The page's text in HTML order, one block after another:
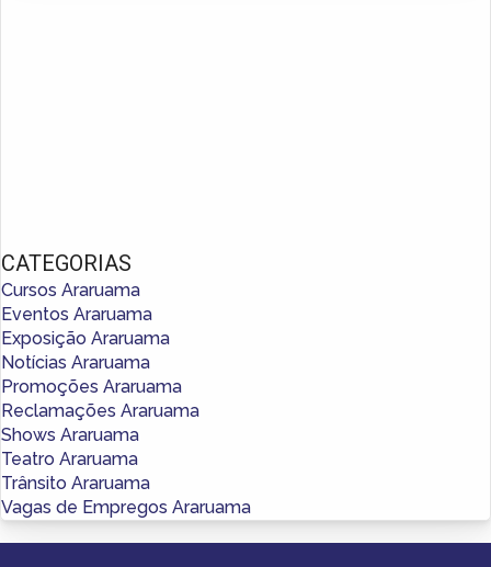
CATEGORIAS
Cursos Araruama
Eventos Araruama
Exposição Araruama
Notícias Araruama
Promoções Araruama
Reclamações Araruama
Shows Araruama
Teatro Araruama
Trânsito Araruama
Vagas de Empregos Araruama